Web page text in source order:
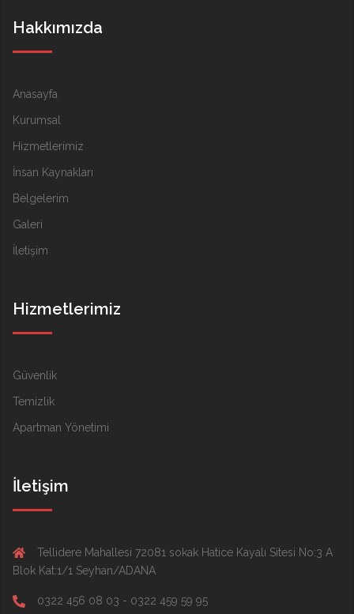
Hakkımızda
Anasayfa
Kurumsal
Hizmetlerimiz
İnsan Kaynakları
Belgelerim
Galeri
İletişim
Hizmetlerimiz
Güvenlik
Temizlik
Apartman Yönetimi
İletişim
Tellidere Mahallesi 72081 sokak Hatice Kayalı Sitesi No:3 A
Blok Kat:1/1 Seyhan/ADANA
0322 456 08 03 - 0322 459 59 95